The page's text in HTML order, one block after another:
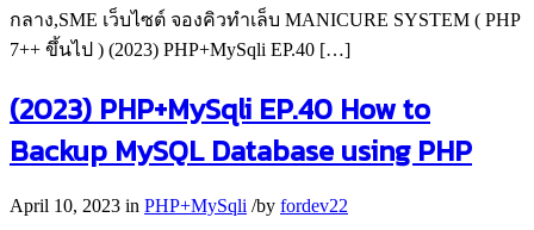
กลาง,SME เว็บไซต์ จองคิวทำเล็บ MANICURE SYSTEM ( PHP
7++ ขึ้นไป ) (2023) PHP+MySqli EP.40 […]
(2023) PHP+MySqli EP.40 How to
Backup MySQL Database using PHP
April 10, 2023 in PHP+MySqli /by fordev22